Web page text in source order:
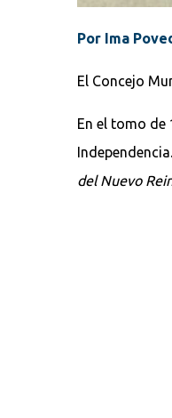
Por Ima
El Concejo
En el tomo de
del Nuevo